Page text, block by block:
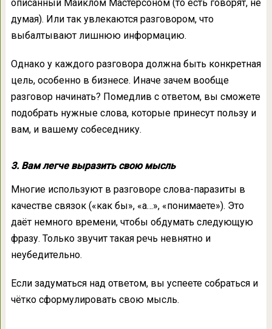
описанный Майклом Мастерсоном (то есть говорят, не
думая). Или так увлекаются разговором, что
выбалтывают лишнюю информацию.
Однако у каждого разговора должна быть конкретная
цель, особенно в бизнесе. Иначе зачем вообще
разговор начинать? Помедлив с ответом, вы сможете
подобрать нужные слова, которые принесут пользу и
вам, и вашему собеседнику.
3. Вам легче выразить свою мысль
Многие используют в разговоре слова-паразиты в
качестве связок («как бы», «а…», «понимаете»). Это
даёт немного времени, чтобы обдумать следующую
фразу. Только звучит такая речь невнятно и
неубедительно.
Если задуматься над ответом, вы успеете собраться и
чётко сформулировать свою мысль.